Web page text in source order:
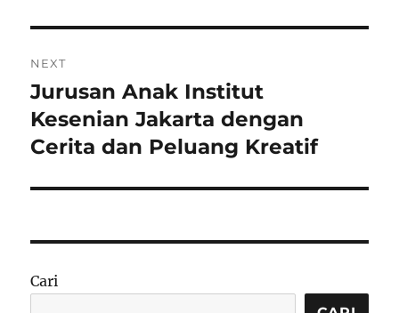
NEXT
Next
post:
Jurusan Anak Institut
Kesenian Jakarta dengan
Cerita dan Peluang Kreatif
Cari